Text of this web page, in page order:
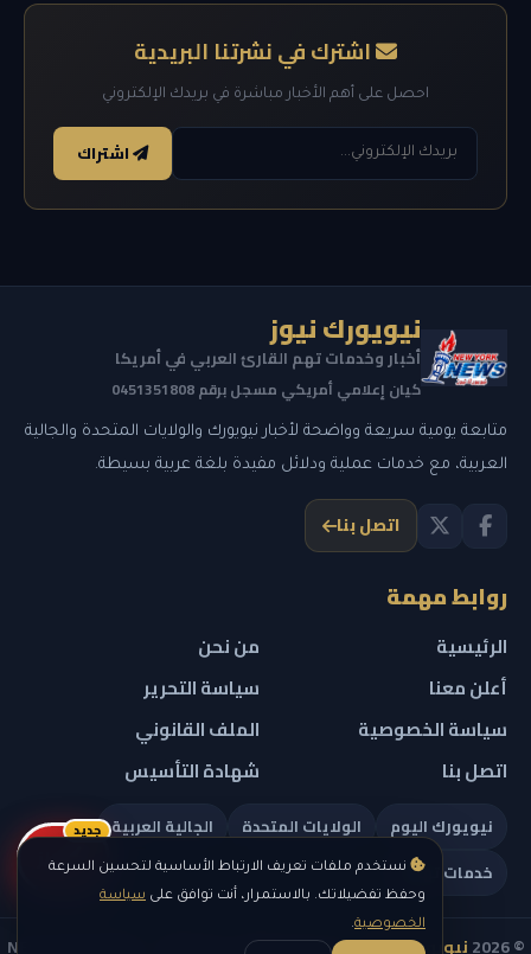
نستخدم ملفات تعريف الارتباط الأساسية لتحسين السرعة
وحفظ تفضيلاتك. بالاستمرار، أنت توافق على سياسة
الخصوصية.
اشترك في نشرتنا البريدية
احصل على أهم الأخبار مباشرة في بريدك الإلكتروني
اشتراك
نيويورك نيوز
أخبار وخدمات تهم القارئ العربي في أمريكا
كيان إعلامي أمريكي مسجل برقم 0451351808
متابعة يومية سريعة وواضحة لأخبار نيويورك والولايات المتحدة والجالية
العربية، مع خدمات عملية ودلائل مفيدة بلغة عربية بسيطة.
اتصل بنا
روابط مهمة
الرئيسية
من نحن
أعلن معنا
سياسة التحرير
سياسة الخصوصية
الملف القانوني
اتصل بنا
شهادة التأسيس
نيويورك اليوم الولايات المتحدة
الجالية العربية
خدمات تهمك
© 2026 نيويورك نيوز — جميع الحقوق محفوظة — NEW YORK NEWS
ريلز
جديد